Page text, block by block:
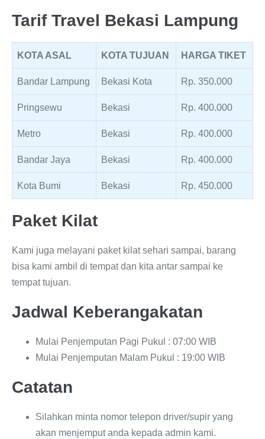
Tarif Travel Bekasi Lampung
KOTA ASAL KOTA TUJUAN HARGA TIKET
Bandar Lampung Bekasi Kota Rp. 350.000
Pringsewu Bekasi Rp. 400.000
Metro Bekasi Rp. 400.000
Bandar Jaya Bekasi Rp. 400.000
Kota Bumi Bekasi Rp. 450.000
Paket Kilat
Kami juga melayani paket kilat sehari sampai, barang
bisa kami ambil di tempat dan kita antar sampai ke
tempat tujuan.
Jadwal Keberangakatan
Mulai Penjemputan Pagi Pukul : 07:00 WIB
Mulai Penjemputan Malam Pukul : 19:00 WIB
Catatan
Silahkan minta nomor telepon driver/supir yang
akan menjemput anda kepada admin kami.